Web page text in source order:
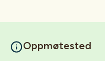
Oppmøtested